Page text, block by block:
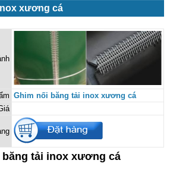
xương cá
Ghim nối băng tải inox xương cá
băng tải inox xương cá